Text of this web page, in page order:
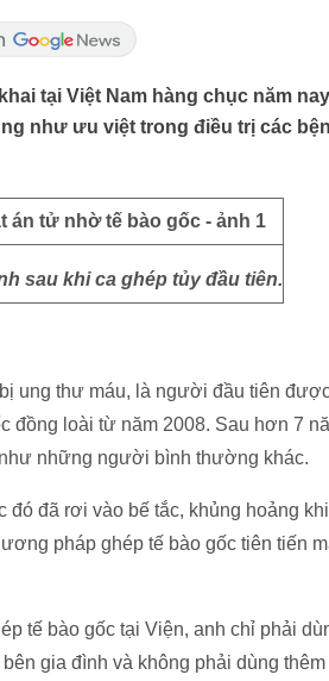
tại Việt Nam hàng chục năm
như ưu việt trong điều trị các
sau khi ca ghép tủy đầu tiên.
ung thư máu, là người đầu tiên
đồng loài từ năm 2008. Sau hơn 7
những người bình thường khác.
đã rơi vào bế tắc, khủng hoảng
pháp ghép tế bào gốc tiên tiến
tế bào gốc tại Viện, anh chỉ phải
gia đình và không phải dùng